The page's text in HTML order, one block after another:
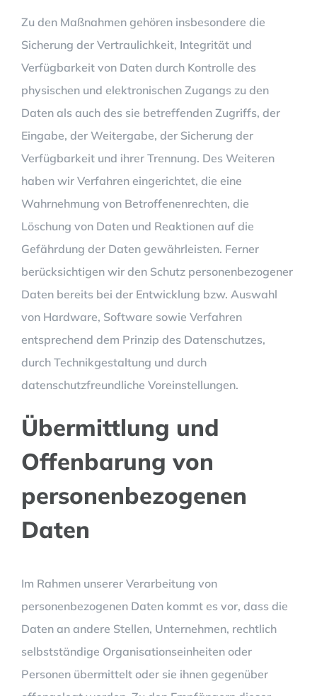
Zu den Maßnahmen gehören insbesondere die
Sicherung der Vertraulichkeit, Integrität und
Verfügbarkeit von Daten durch Kontrolle des
physischen und elektronischen Zugangs zu den
Daten als auch des sie betreffenden Zugriffs, der
Eingabe, der Weitergabe, der Sicherung der
Verfügbarkeit und ihrer Trennung. Des Weiteren
haben wir Verfahren eingerichtet, die eine
Wahrnehmung von Betroffenenrechten, die
Löschung von Daten und Reaktionen auf die
Gefährdung der Daten gewährleisten. Ferner
berücksichtigen wir den Schutz personenbezogener
Daten bereits bei der Entwicklung bzw. Auswahl
von Hardware, Software sowie Verfahren
entsprechend dem Prinzip des Datenschutzes,
durch Technikgestaltung und durch
datenschutzfreundliche Voreinstellungen.
Übermittlung und
Offenbarung von
personenbezogenen
Daten
Im Rahmen unserer Verarbeitung von
personenbezogenen Daten kommt es vor, dass die
Daten an andere Stellen, Unternehmen, rechtlich
selbstständige Organisationseinheiten oder
Personen übermittelt oder sie ihnen gegenüber